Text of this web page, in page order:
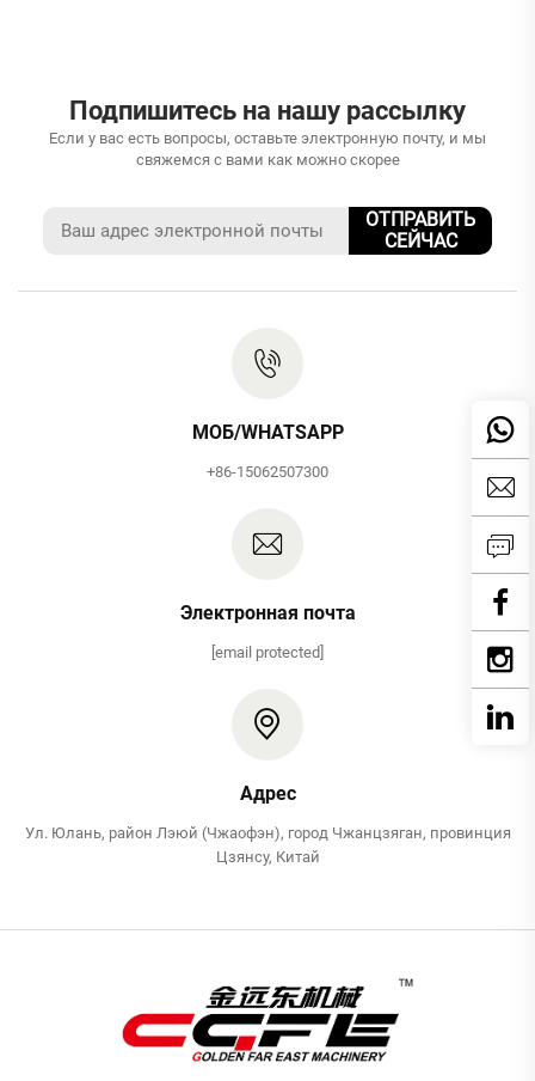
Подпишитесь на нашу рассылку
Если у вас есть вопросы, оставьте электронную почту, и мы
свяжемся с вами как можно скорее
ОТПРАВИТЬ
СЕЙЧАС
МОБ/WHATSAPP
+86-15062507300
Электронная почта
[email protected]
Адрес
Ул. Юлань, район Лэюй (Чжаофэн), город Чжанцзяган, провинция
Цзянсу, Китай